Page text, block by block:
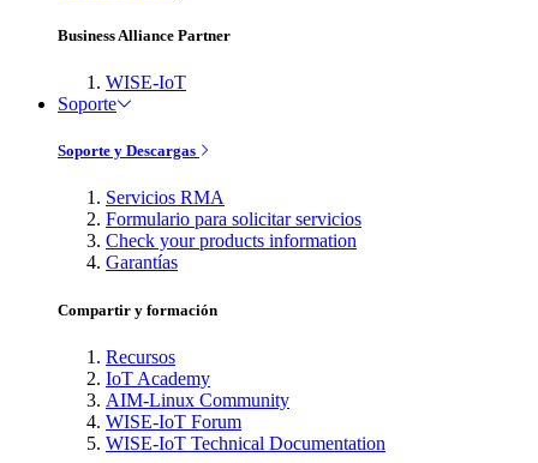
Business Alliance Partner
WISE-IoT
Soporte
Soporte y Descargas
Servicios RMA
Formulario para solicitar servicios
Check your products information
Garantías
Compartir y formación
Recursos
IoT Academy
AIM-Linux Community
WISE-IoT Forum
WISE-IoT Technical Documentation